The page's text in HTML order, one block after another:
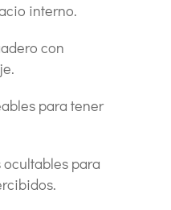
interno.
con
para tener
para